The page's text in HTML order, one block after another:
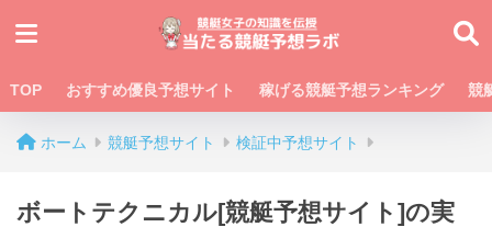
TOP おすすめ優良予想サイト 稼げる競艇予想ランキング 競
ホーム 競艇予想サイト 検証中予想サイト
ボートテクニカル[競艇予想サイト]の実